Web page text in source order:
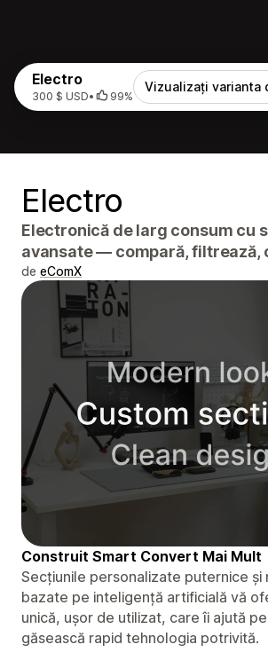
Electro
300 $ USD• 99%
Vizualizați varianta
Electro
Electronică de larg consum cu
avansate — compară, filtrează,
de eComX
Construit Smart Convert Mai Mult
Secțiunile personalizate puternice și
bazate pe inteligență artificială vă
unică, ușor de utilizat, care îi ajută
găsească rapid tehnologia potrivită.